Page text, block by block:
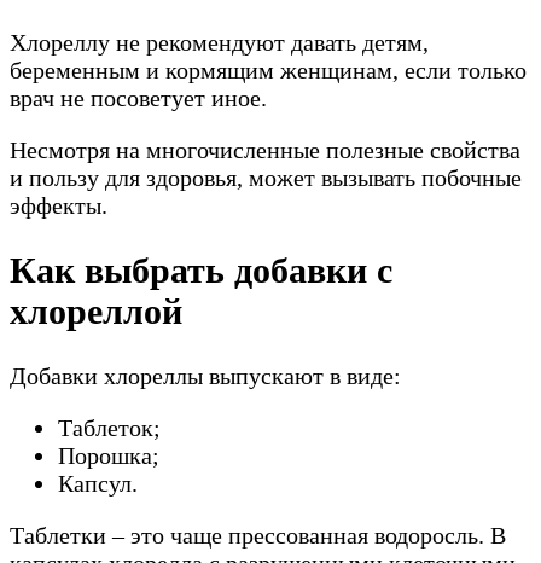
Хлореллу не рекомендуют давать детям,
беременным и кормящим женщинам, если только
врач не посоветует иное.
Несмотря на многочисленные полезные свойства
и пользу для здоровья, может вызывать побочные
эффекты.
Как выбрать добавки с
хлореллой
Добавки хлореллы выпускают в виде:
Таблеток;
Порошка;
Капсул.
Таблетки – это чаще прессованная водоросль. В